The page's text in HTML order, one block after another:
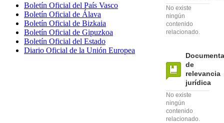
No existe
ningún
contenido
relacionado.
de
relevancia
jurídica
No existe
ningún
contenido
relacionado.
Boletín Oficial del País Vasco
Boletín Oficial de Álava
Boletín Oficial de Bizkaia
Boletín Oficial de Gipuzkoa
Boletín Oficial del Estado
Diario Oficial de la Unión Europea